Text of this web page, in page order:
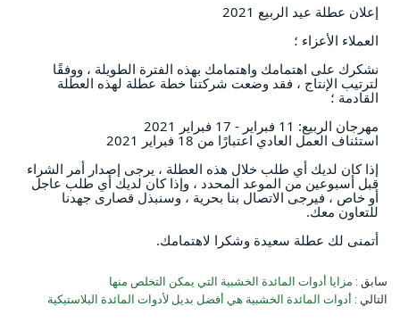
إعلان عطلة عيد الربيع 2021
العملاء الأعزاء ؛
القادمة ؛
مهرجان الربيع: 11 فبراير - 17 فبراير 2021
استئناف العمل العادي اعتبارًا من 18 فبراير 2021
للتعاون معك.
أتمنى لك عطلة سعيدة وشكرا لاهتمامك.
سابق مزايا أدوات المائدة الخشبية التي يمكن التخلص منها
التالي أدوات المائدة الخشبية هي أفضل بديل لأدوات المائدة البلاستيكية